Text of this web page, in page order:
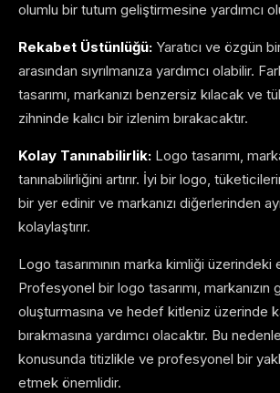
olumlu bir tutum geliştirmesine yardımcı
Rekabet Üstünlüğü: Yaratıcı ve özgün
arasından sıyrılmanıza yardımcı olabilir.
tasarımı, markanızı benzersiz kılacak ve
zihninde kalıcı bir izlenim bırakacaktır.
Kolay Tanınabilirlik: Logo tasarımı,
tanınabilirliğini artırır. İyi bir logo,
bir yer edinir ve markanızı diğerlerinden
kolaylaştırır.
Logo tasarımının marka kimliği
Profesyonel bir logo tasarımı, markanızın
oluşturmasına ve hedef kitleniz üzerinde
bırakmasına yardımcı olacaktır. Bu
konusunda titizlikle ve profesyonel bir
etmek önemlidir.